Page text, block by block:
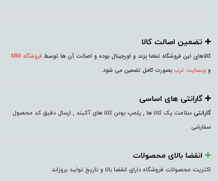
➕️ تضمین اصالت کالا
کالاهای این فروشگاه تماما بِرَند و اورجینال بوده و اصالت آن ها توسط فروشگاه MM
و وبسایت ترب بصورت کامل تضمین می شود.
➕️ گارانتی های اساسی
گارانتی سلامت پک کالا ها , پلمپ بودن کالا های آکبند , ارسال دقیق کد محصول
سفارشی
➕️ انقضا بالای محصولات
اکثریت محصولات فروشگاه دارای انقضا بالا و تاریخ تولید بروزاند